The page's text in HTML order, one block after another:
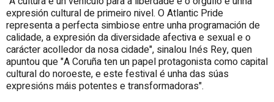
expresión cultural de primeiro nivel. O Atlantic Pride
representa a perfecta simbiose entre unha programación de
calidade, a expresión da diversidade afectiva e sexual e o
carácter acolledor da nosa cidade", sinalou Inés Rey, quen
apuntou que "A Coruña ten un papel protagonista como capital
cultural do noroeste, e este festival é unha das súas
expresións máis potentes e transformadoras".